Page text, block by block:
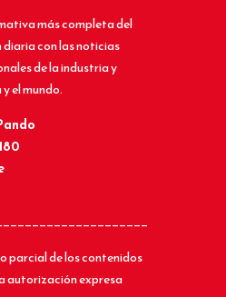
más completa del
con las noticias
de la industria y
el mundo.
parcial de los contenidos
autorización expresa